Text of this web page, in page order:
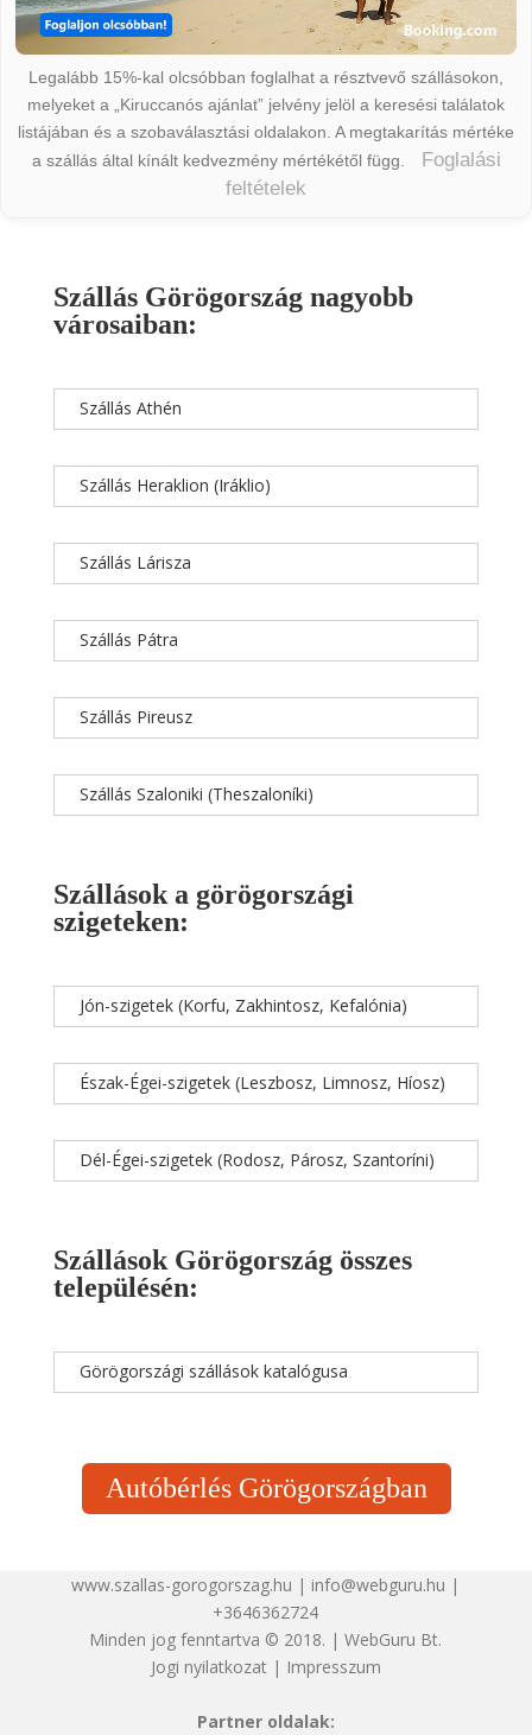
Legalább 15%-kal olcsóbban foglalhat a résztvevő szállásokon,
melyeket a „Kiruccanós ajánlat” jelvény jelöl a keresési találatok
listájában és a szobaválasztási oldalakon. A megtakarítás mértéke
a szállás által kínált kedvezmény mértékétől függ.
Foglalási
feltételek
Szállás Görögország nagyobb
városaiban:
Szállás Athén
Szállás Heraklion (Iráklio)
Szállás Lárisza
Szállás Pátra
Szállás Pireusz
Szállás Szaloniki (Theszaloníki)
Szállások a görögországi
szigeteken:
Jón-szigetek (Korfu, Zakhintosz, Kefalónia)
Észak-Égei-szigetek (Leszbosz, Limnosz, Híosz)
Dél-Égei-szigetek (Rodosz, Párosz, Szantoríni)
Szállások Görögország összes
településén:
Görögországi szállások katalógusa
Autóbérlés Görögországban
www.szallas-gorogorszag.hu | info@webguru.hu |
+3646362724
Minden jog fenntartva © 2018. | WebGuru Bt.
Jogi nyilatkozat| Impresszum
Partner oldalak: